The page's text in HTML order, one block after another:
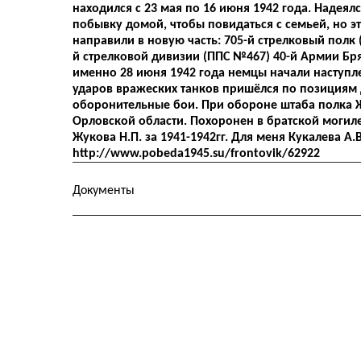
находился с 23 мая по 16 июня 1942 года.
побывку домой, чтобы повидаться с семьей, но
направили в новую часть: 705-й стрелковый полк
й стрелковой дивизии (ППС №467) 40-й Армии
именно 28 июня 1942 года немцы начали
ударов вражеских танков пришёлся по
оборонительные бои. При обороне штаба полка
Орловской области. Похоронен в братской
Жукова Н.П. за 1941-1942гг. Для меня Кукалева
http://www.pobeda1945.su/frontovik/62922
Документы